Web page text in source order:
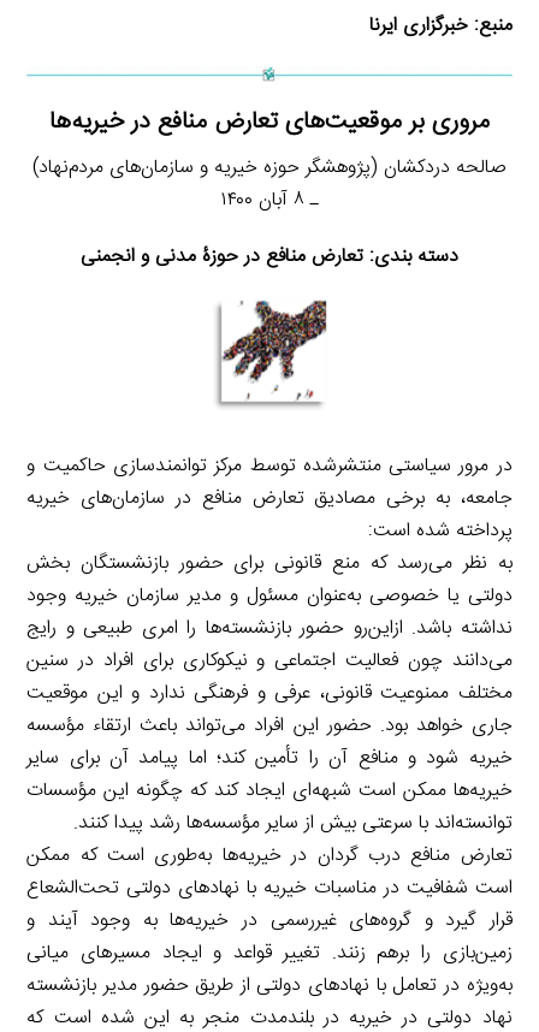
منبع:خبرگزاری ایرنا
مروری بر موقعیت‌های تعارض منافع در خیریه‌ها
صالحه دردکشان (پژوهشگر حوزه خیریه و سازمان‌های مردم‌نهاد)
ـ ۸ آبان ۱۴۰۰
دسته بندی: تعارض منافع در حوزۀ مدنی و انجمنی
در مرور سیاستی منتشرشده توسط مرکز توانمندسازی حاکمیت و
جامعه، به برخی مصادیق تعارض منافع در سازمان‌های خیریه
پرداخته شده است:
به نظر می‌رسد که منع قانونی برای حضور بازنشستگان بخش
دولتی یا خصوصی به‌عنوان مسئول و مدیر سازمان خیریه وجود
نداشته باشد. ازاین‌رو حضور بازنشسته‌ها را امری طبیعی و رایج
می‌دانند چون فعالیت اجتماعی و نیکوکاری برای افراد در سنین
مختلف ممنوعیت قانونی، عرفی و فرهنگی ندارد و این موقعیت
جاری خواهد بود. حضور این افراد می‌تواند باعث ارتقاء مؤسسه
خیریه شود و منافع آن را تأمین کند؛ اما پیامد آن برای سایر
خیریه‌ها ممکن است شبهه‌ای ایجاد کند که چگونه این مؤسسات
توانسته‌اند با سرعتی بیش از سایر مؤسسه‌ها رشد پیدا کنند.
تعارض منافع درب گردان در خیریه‌ها به‌طوری است که ممکن
است شفافیت در مناسبات خیریه با نهادهای دولتی تحت‌الشعاع
قرار گیرد و گروه‌های غیررسمی در خیریه‌ها به وجود آیند و
زمین‌بازی را برهم زنند. تغییر قواعد و ایجاد مسیرهای میانی
به‌ویژه در تعامل با نهادهای دولتی از طریق حضور مدیر بازنشسته
نهاد دولتی در خیریه در بلندمدت منجر به این شده است که